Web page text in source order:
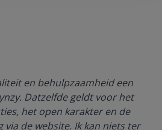
en behulpzaamheid een
Datzelfde geldt voor het
het open karakter en de
de website. Ik kan niets ter